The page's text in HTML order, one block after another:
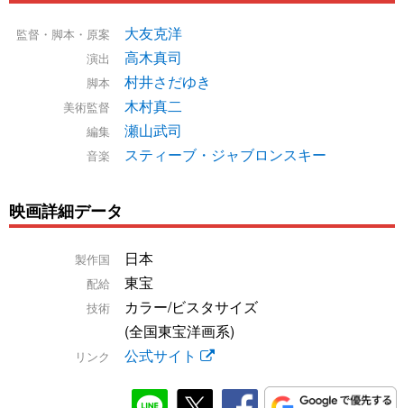
監督・脚本・原案 大友克洋
演出 高木真司
脚本 村井さだゆき
美術監督 木村真二
編集 瀬山武司
音楽 スティーブ・ジャブロンスキー
映画詳細データ
製作国 日本
配給 東宝
技術
カラー/ビスタサイズ
(全国東宝洋画系)
リンク 公式サイト